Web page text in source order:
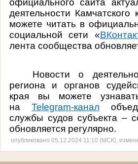
деятельности Камчатского
можете читать в
социальной сети «
лента сообщества
Новости о
региона и органов
края вы можете
на Telegram-канал
службы судов субъекта –
обновляется регулярно.
опубликовано 05.12.2024 11:10 (МСК),